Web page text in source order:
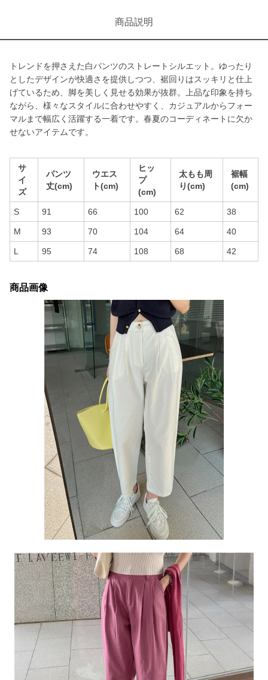
商品説明
トレンドを押さえた白パンツのストレートシルエット。ゆったり
としたデザインが快適さを提供しつつ、裾回りはスッキリと仕上
げているため、脚を美しく見せる効果が抜群。上品な印象を持ち
ながら、様々なスタイルに合わせやすく、カジュアルからフォー
マルまで幅広く活躍する一着です。春夏のコーディネートに欠か
せないアイテムです。
サ
イ
ズ
パンツ
丈(cm)
ウエス
ト(cm)
ヒッ
プ
(cm)
太もも周
り(cm)
裾幅
(cm)
S 91 66 100 62 38
M 93 70 104 64 40
L 95 74 108 68 42
商品画像